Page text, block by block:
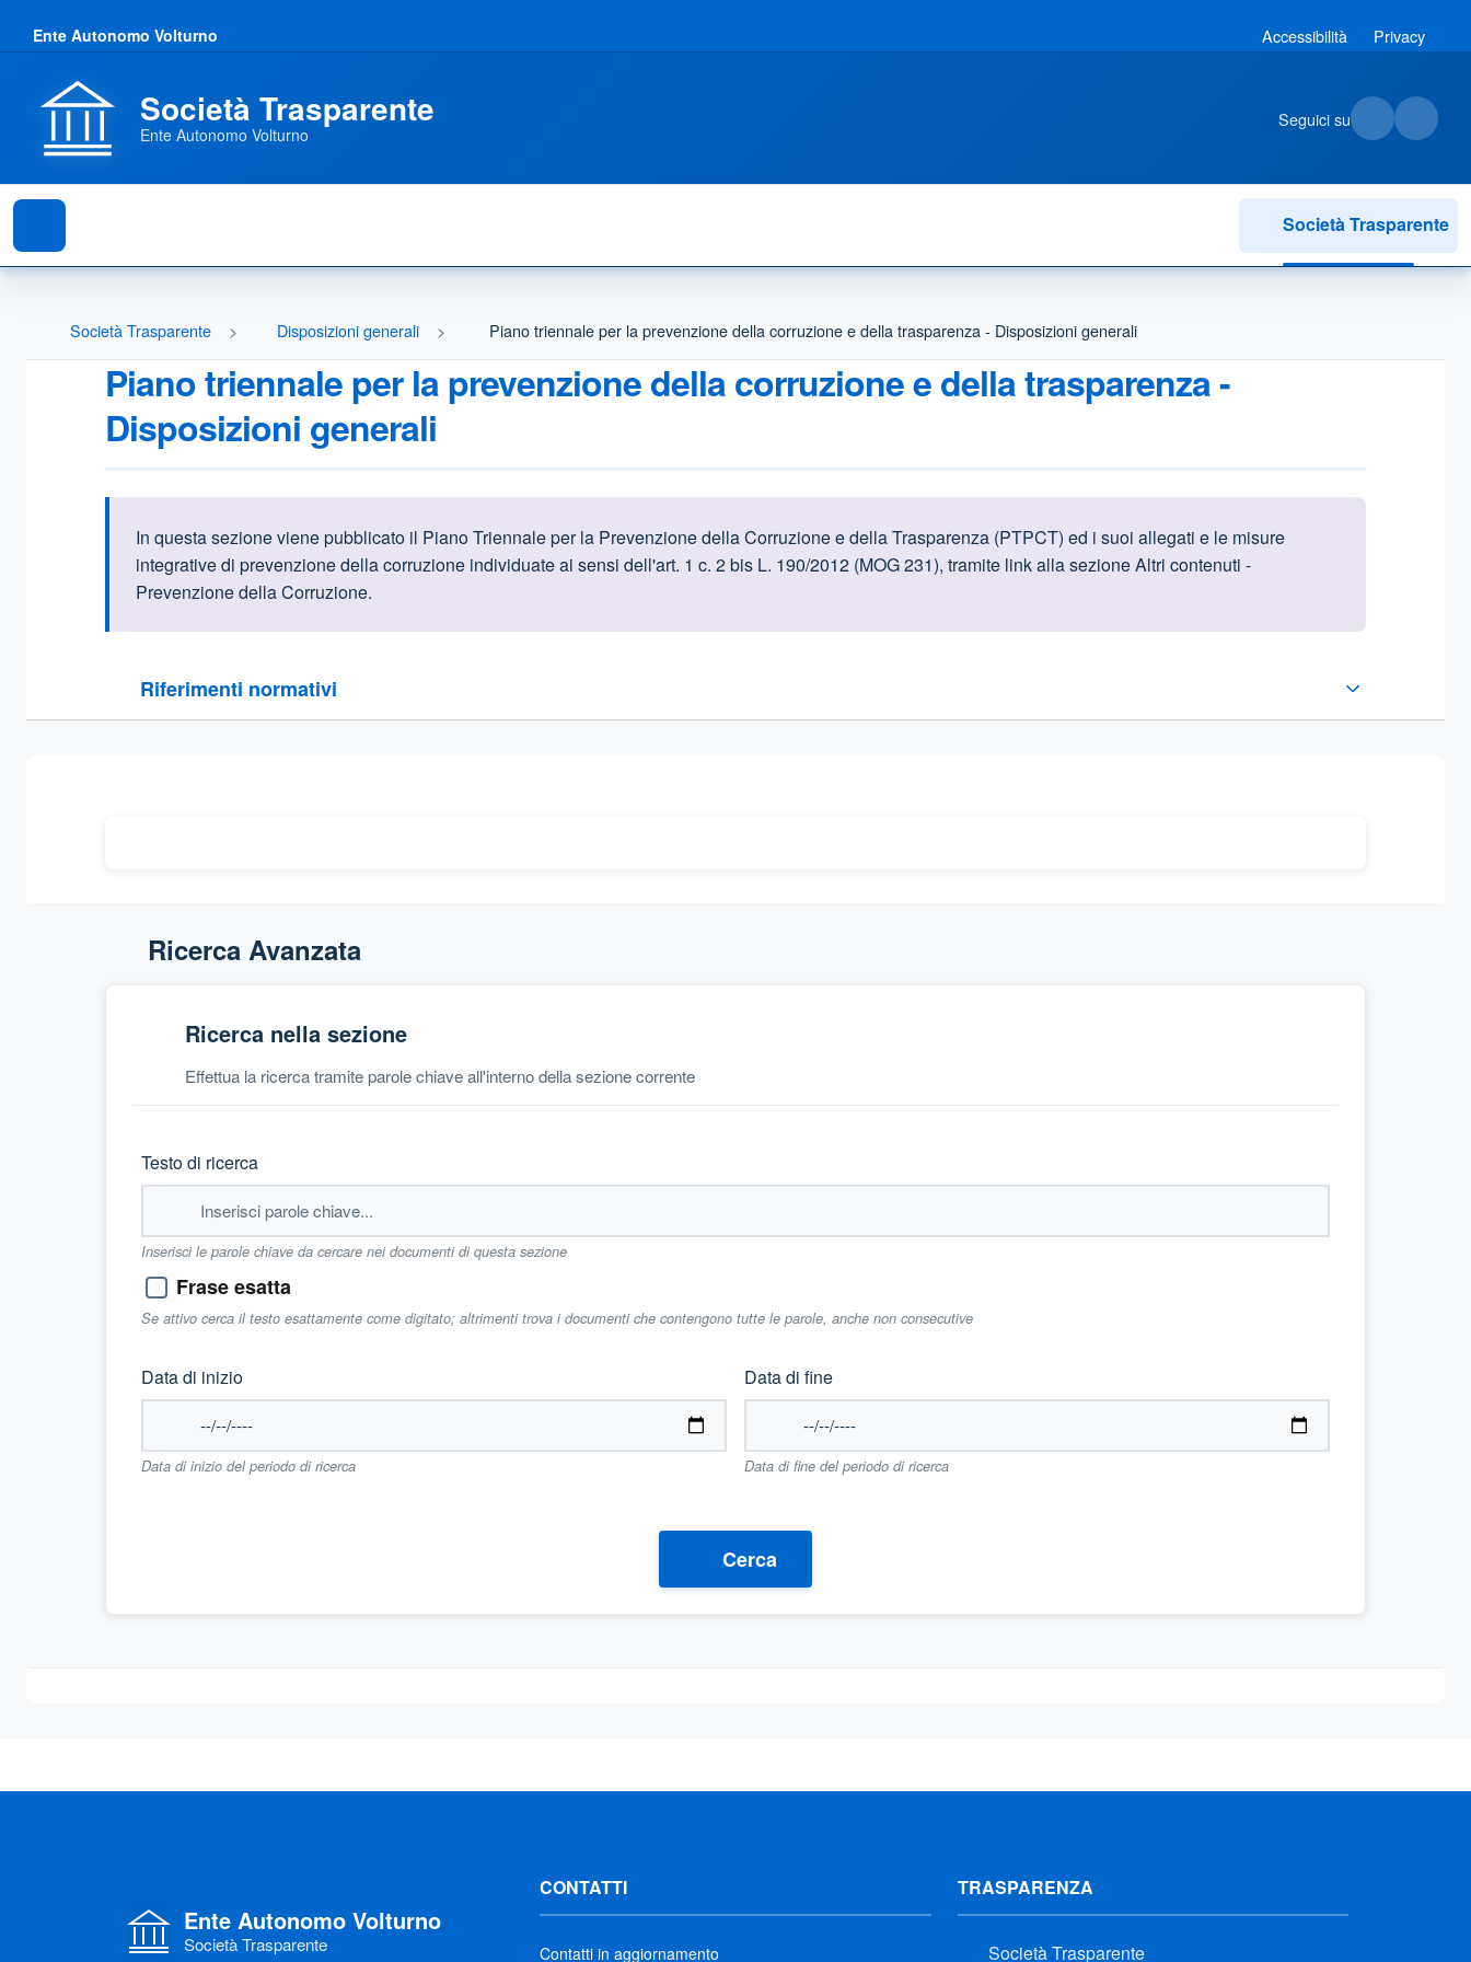
Ente Autonomo Volturno Accessibilità Privacy
Società Trasparente
Ente Autonomo Volturno
Seguici su
Società Trasparente
Società Trasparente Disposizioni generali Piano triennale per la prevenzione della corruzione e della trasparenza - Disposizioni generali
Piano triennale per la prevenzione della corruzione e della trasparenza -
Disposizioni generali
Informazioni introduttive
In questa sezione viene pubblicato il Piano Triennale per la Prevenzione della Corruzione e della Trasparenza (PTPCT) ed i suoi allegati e le misure
integrative di prevenzione della corruzione individuate ai sensi dell'art. 1 c. 2 bis L. 190/2012 (MOG 231), tramite link alla sezione Altri contenuti -
Prevenzione della Corruzione.
Riferimenti normativi
Sezione compressa
Ricerca Avanzata
Ricerca nella sezione
Effettua la ricerca tramite parole chiave all'interno della sezione corrente
Testo di ricerca
Inserisci le parole chiave da cercare nei documenti di questa sezione
Frase esatta
Se attivo cerca il testo esattamente come digitato; altrimenti trova i documenti che contengono tutte le parole, anche non consecutive
Data di inizio
Data di inizio del periodo di ricerca
Data di fine
Data di fine del periodo di ricerca
Cerca
Ente Autonomo Volturno
Società Trasparente
CONTATTI
Contatti in aggiornamento
TRASPARENZA
Società Trasparente